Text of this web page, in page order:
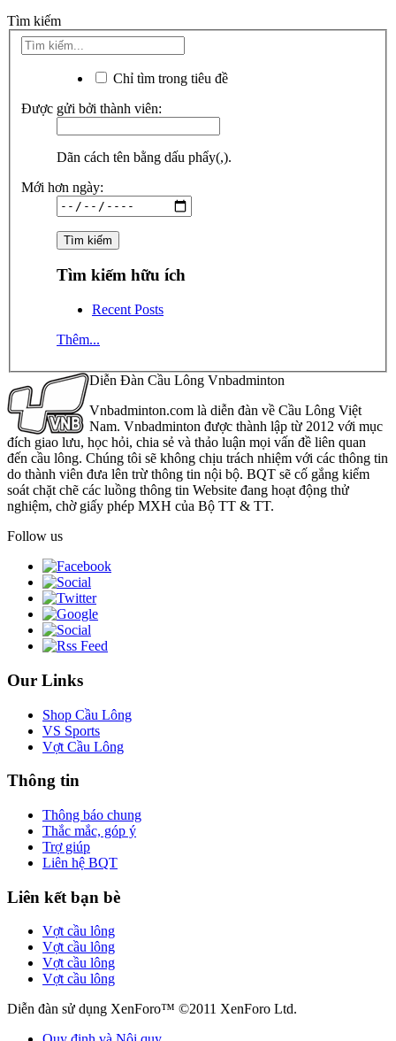
Tìm kiếm
Chỉ tìm trong tiêu đề
Được gửi bởi thành viên:
Dãn cách tên bằng dấu phẩy(,).
Mới hơn ngày:
Tìm kiếm hữu ích
Recent Posts
Thêm...
Diễn Đàn Cầu Lông Vnbadminton
Vnbadminton.com là diễn đàn về Cầu Lông Việt
Nam. Vnbadminton được thành lập từ 2012 với mục
đích giao lưu, học hỏi, chia sẻ và thảo luận mọi vấn đề liên quan
đến cầu lông. Chúng tôi sẽ không chịu trách nhiệm với các thông tin
do thành viên đưa lên trừ thông tin nội bộ. BQT sẽ cố gắng kiểm
soát chặt chẽ các luồng thông tin Website đang hoạt động thử
nghiệm, chờ giấy phép MXH của Bộ TT & TT.
Follow us
Our Links
Shop Cầu Lông
VS Sports
Vợt Cầu Lông
Thông tin
Thông báo chung
Thắc mắc, góp ý
Trợ giúp
Liên hệ BQT
Liên kết bạn bè
Vợt cầu lông
Vợt cầu lông
Vợt cầu lông
Vợt cầu lông
Diễn đàn sử dụng XenForo™ ©2011 XenForo Ltd.